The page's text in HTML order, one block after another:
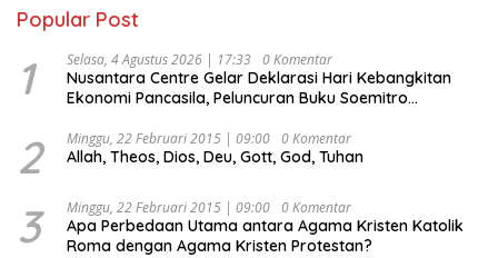
Popular Post
1 Selasa, 4 Agustus 2026 | 17:33 0 Komentar
Nusantara Centre Gelar Deklarasi Hari Kebangkitan
Ekonomi Pancasila, Peluncuran Buku Soemitro
Ekonomi Politik Indonesia) & Simposium Nasional
“Urgensi Undang-Undang Perekonomian Nasional dan
Indonesia Emas 2045”,
2 Minggu, 22 Februari 2015 | 09:00 0 Komentar
Allah, Theos, Dios, Deu, Gott, God, Tuhan
3 Minggu, 22 Februari 2015 | 09:00 0 Komentar
Apa Perbedaan Utama antara Agama Kristen Katolik
Roma dengan Agama Kristen Protestan?